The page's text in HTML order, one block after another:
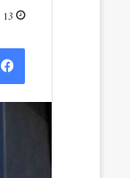
13 يونيو، 2026